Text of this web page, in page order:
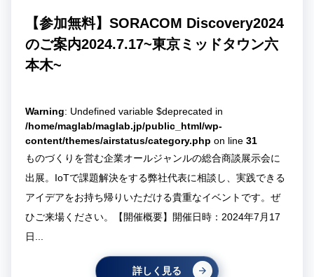
【参加無料】SORACOM Discovery2024
のご案内2024.7.17~東京ミッドタウン六
本木~
Warning: Undefined variable $deprecated in
/home/maglab/maglab.jp/public_html/wp-
content/themes/airstatus/category.php on line 31
ものづくりを営む企業オールジャンルの総合商談展示会に
出展。IoTで課題解決をする弊社代表に相談し、実践できる
アイデアをお持ち帰りいただける貴重なイベントです。ぜ
ひご来場ください。【開催概要】開催日時：2024年7月17
日...
詳しく見る